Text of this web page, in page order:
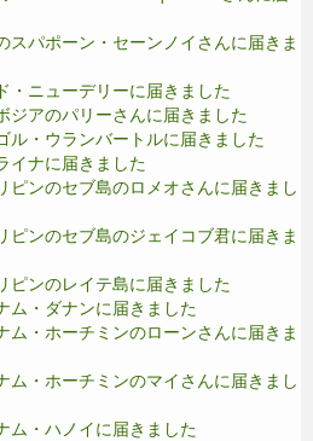
スパポーン・セーンノイさんに届きま
・ニューデリーに届きました
ジアのパリーさんに届きました
ル・ウランバートルに届きました
イナに届きました
ピンのセブ島のロメオさんに届きまし
ピンのセブ島のジェイコブ君に届きま
ピンのレイテ島に届きました
ム・ダナンに届きました
ム・ホーチミンのローンさんに届きま
ム・ホーチミンのマイさんに届きまし
ム・ハノイに届きました